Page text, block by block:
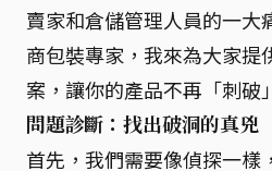
賣家和倉儲管理人員的一大
商包裝專家，我來為大家提
案，讓你的產品不再「刺破
問題診斷：找出破洞的真兇
首先，我們需要像偵探一樣